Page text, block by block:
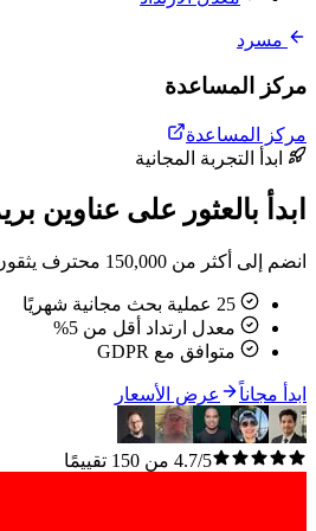
مسرد
مركز المساعدة
مركز المساعدة
ابدأ التجربة المجانية
ابدأ بالعثور على عناوين
انضم إلى أكثر من 150,000 محترف يثقون بـ Tomba للحصول على بيانات اتصال دقيقة. بدون بطاقة ائتمان.
معدل ارتداد أقل من 5%
متوافق مع GDPR
ابدأ مجاناً عرض الأسعار
4.7/5 من 150 تقييمًا